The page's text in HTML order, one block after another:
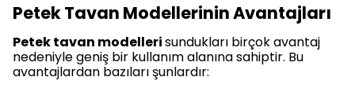
Petek Tavan Modellerinin Avantajları
Petek tavan modellerisundukları birçok avantaj
nedeniyle geniş bir kullanım alanına sahiptir. Bu
avantajlardan bazıları şunlardır: